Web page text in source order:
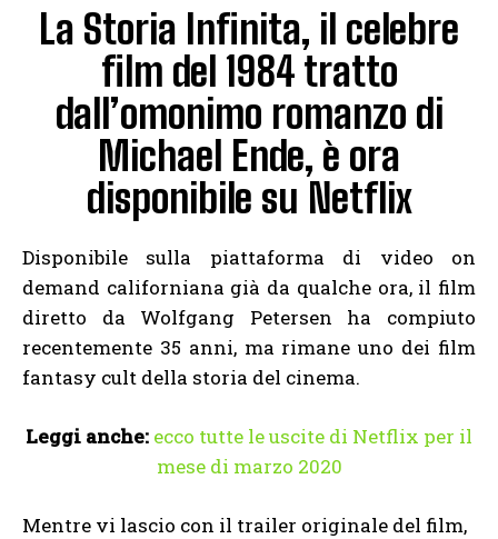
La Storia Infinita, il celebre
film del 1984 tratto
dall’omonimo romanzo di
Michael Ende, è ora
disponibile su Netflix
Disponibile sulla piattaforma di video on
demand californiana già da qualche ora, il film
diretto da Wolfgang Petersen ha compiuto
recentemente 35 anni, ma rimane uno dei film
fantasy cult della storia del cinema.
Leggi anche: ecco tutte le uscite di Netflix per il
mese di marzo 2020
Mentre vi lascio con il trailer originale del film,